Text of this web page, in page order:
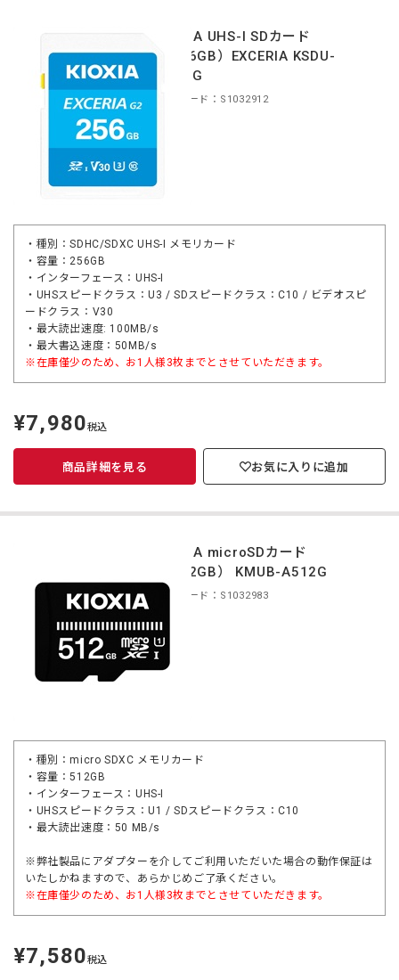
KIOXIA UHS-I SDカード
（256GB）EXCERIA KSDU-
B256G
商品コード：S1032912
・種別：SDHC/SDXC UHS-I メモリカード
・容量：256GB
・インターフェース：UHS-I
・UHSスピードクラス：U3 / SDスピードクラス：C10 / ビデオスピ
ードクラス：V30
・最大読出速度: 100MB/s
・最大書込速度：50MB/s
※在庫僅少のため、お1人様3枚までとさせていただきます。
定
価
¥7,980税込
商品詳細を見る お気に入りに追加
KIOXIA microSDカード
（512GB） KMUB-A512G
商品コード：S1032983
・種別：micro SDXC メモリカード
・容量：512GB
・インターフェース：UHS-I
・UHSスピードクラス：U1 / SDスピードクラス：C10
・最大読出速度：50 MB/s
※弊社製品にアダプターを介してご利用いただいた場合の動作保証は
いたしかねますので、あらかじめご了承ください。
※在庫僅少のため、お1人様3枚までとさせていただきます。
定
価
¥7,580税込